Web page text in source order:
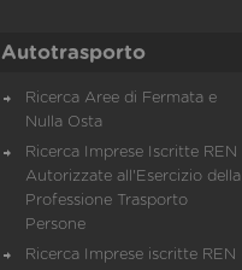
Autotrasporto
Ricerca Aree di Fermata e
Nulla Osta
Ricerca Imprese Iscritte REN
Autorizzate all'Esercizio della
Professione Trasporto
Persone
Ricerca Imprese iscritte REN